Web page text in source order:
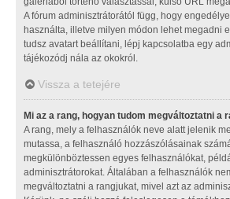
A fórum adminisztrátorától függ, hogy
használta, illetve milyen módon lehet megadni
tudsz avatart beállítani, lépj kapcsolatba egy
tájékozódj nála az okokról.
Vissza a tetejére
Mi az a rang, hogyan tudom megváltoztatni a
A rang, mely a felhasználók neve alatt jelenik
mutassa, a felhasználó hozzászólásainak
megkülönböztessen egyes felhasználókat,
adminisztrátorokat. Általában a felhasználók
megváltoztatni a rangjukat, mivel azt az